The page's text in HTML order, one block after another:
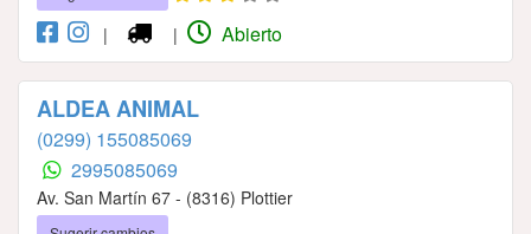
| | Abierto
ALDEA ANIMAL
(0299) 155085069
2995085069
Av. San Martín 67 - (8316) Plottier